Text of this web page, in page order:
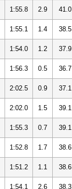
1:55.8 2.9 41.0
1:55.1 1.4 38.5
1:54.0 1.2 37.9
1:56.3 0.5 36.7
2:02.5 0.9 37.1
2:02.0 1.5 39.1
1:55.3 0.7 39.1
1:52.8 1.7 38.6
1:51.2 1.1 38.6
1:54.1 2.6 38.3